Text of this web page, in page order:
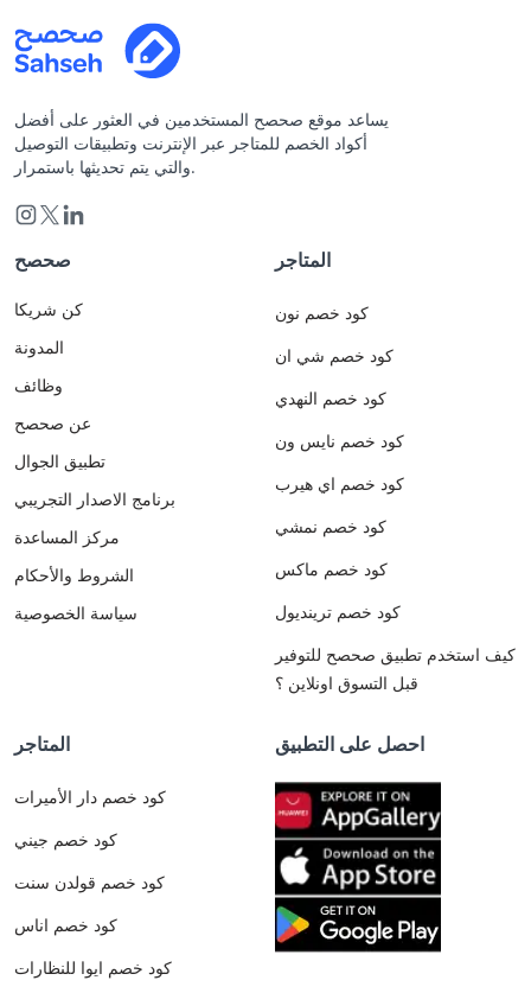
يساعد موقع صحصح المستخدمين في العثور على أفضل
أكواد الخصم للمتاجر عبر الإنترنت وتطبيقات التوصيل
والتي يتم تحديثها باستمرار.
صحصح
كن شريكا
المدونة
وظائف
عن صحصح
تطبيق الجوال
برنامج الاصدار التجريبي
مركز المساعدة
الشروط والأحكام
سياسة الخصوصية
المتاجر
كود خصم نون
كود خصم شي ان
كود خصم النهدي
كود خصم نايس ون
كود خصم اي هيرب
كود خصم نمشي
كود خصم ماكس
كود خصم ترينديول
كيف استخدم تطبيق صحصح للتوفير
قبل التسوق اونلاين ؟
المتاجر
كود خصم دار الأميرات
كود خصم جيني
كود خصم قولدن سنت
كود خصم اناس
كود خصم ايوا للنظارات
احصل على التطبيق